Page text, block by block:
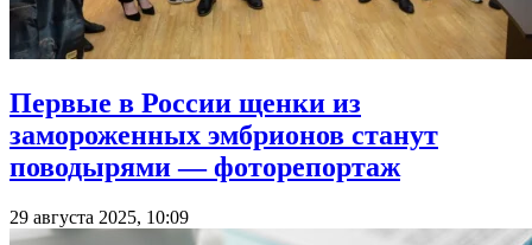
Первые в России щенки из
замороженных эмбрионов станут
поводырями — фоторепортаж
29 августа 2025, 10:09